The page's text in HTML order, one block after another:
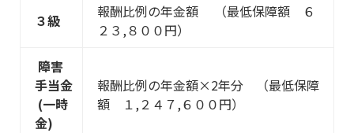
３級
報酬比例の年金額 （最低保障額 ６
２３,８００円）
障害
手当金
(一時
金)
報酬比例の年金額×2年分 （最低保障
額 １,２４７,６００円）